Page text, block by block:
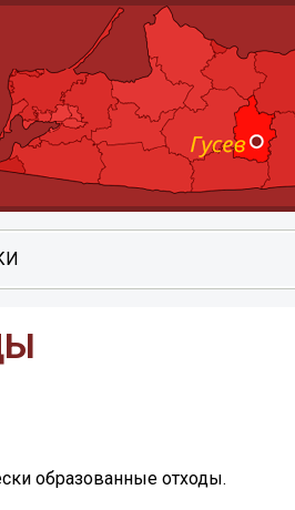
образованные отходы.